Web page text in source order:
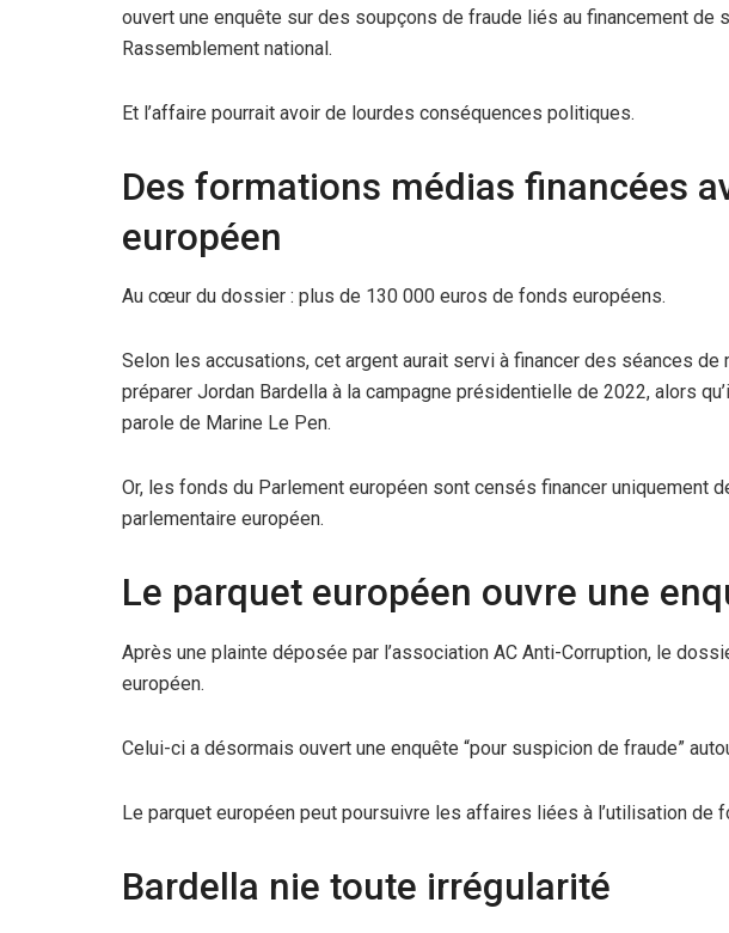
ouvert une enquête sur des soupçons de fraude liés au financement de
Rassemblement national.
Et l’affaire pourrait avoir de lourdes conséquences politiques.
Des formations médias financées
européen
Au cœur du dossier : plus de 130 000 euros de fonds européens.
Selon les accusations, cet argent aurait servi à financer des séances
préparer Jordan Bardella à la campagne présidentielle de 2022, alors
parole de Marine Le Pen.
Or, les fonds du Parlement européen sont censés financer uniquement
parlementaire européen.
Le parquet européen ouvre une
Après une plainte déposée par l’association AC Anti-Corruption, le
européen.
Celui-ci a désormais ouvert une enquête “pour suspicion de fraude”
Le parquet européen peut poursuivre les affaires liées à l’utilisation de
Bardella nie toute irrégularité